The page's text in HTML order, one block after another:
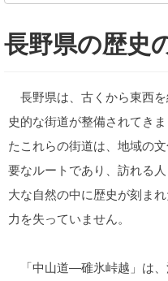
長野県の歴史
長野県は、古くから東西
史的な街道が整備されてき
たこれらの街道は、地域の
要なルートであり、訪れる
大な自然の中に歴史が刻ま
力を失っていません。
「中山道―碓氷峠越」は、